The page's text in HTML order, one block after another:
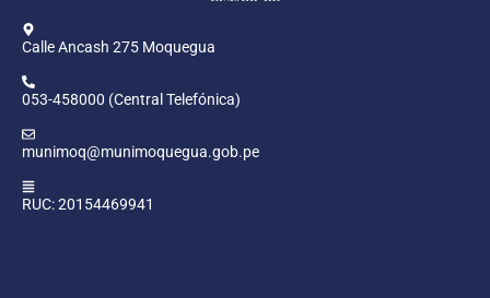
Calle Ancash 275 Moquegua
053-458000 (Central Telefónica)
munimoq@munimoquegua.gob.pe
RUC: 20154469941